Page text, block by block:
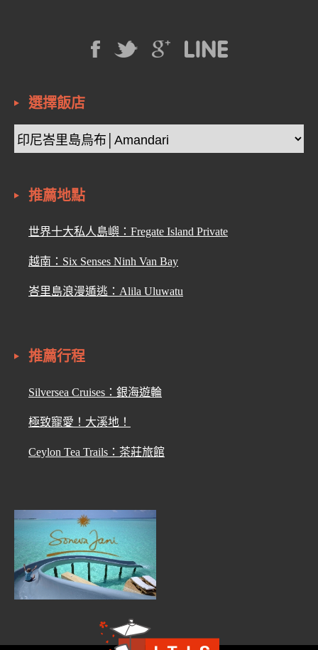
選擇飯店
推薦地點
世界十大私人島嶼：Fregate Island Private
越南：Six Senses Ninh Van Bay
峇里島浪漫遁逃：Alila Uluwatu
推薦行程
Silversea Cruises：銀海遊輪
極致寵愛！大溪地！
Ceylon Tea Trails：茶莊旅館